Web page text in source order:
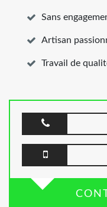
Sans
Artisan
Travail de